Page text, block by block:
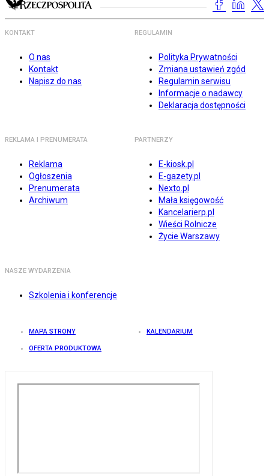
KONTAKT
O nas
Kontakt
Napisz do nas
REGULAMIN
Polityka Prywatności
Zmiana ustawień zgód
Regulamin serwisu
Informacje o nadawcy
Deklaracja dostępności
REKLAMA I PRENUMERATA
Reklama
Ogłoszenia
Prenumerata
Archiwum
PARTNERZY
E-kiosk.pl
E-gazety.pl
Nexto.pl
Mała księgowość
Kancelarierp.pl
Wieści Rolnicze
Życie Warszawy
NASZE WYDARZENIA
Szkolenia i konferencje
MAPA STRONY KALENDARIUM
OFERTA PRODUKTOWA